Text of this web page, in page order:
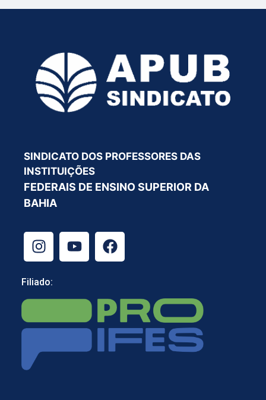
SINDICATO DOS PROFESSORES DAS
INSTITUIÇÕES
FEDERAIS DE ENSINO SUPERIOR DA
BAHIA
Filiado: